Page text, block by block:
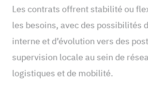
Les contrats offrent stabilité ou
les besoins, avec des possibilités
interne et d’évolution vers des
supervision locale au sein de
logistiques et de mobilité.